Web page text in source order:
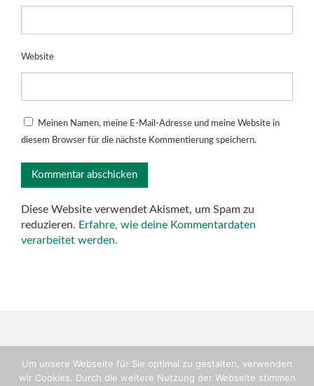
Website
Meinen Namen, meine E-Mail-Adresse und meine Website in
diesem Browser für die nächste Kommentierung speichern.
Diese Website verwendet Akismet, um Spam zu
reduzieren. Erfahre, wie deine Kommentardaten
verarbeitet werden.
Copyright © TV-Flein, Abteilung Handball
Um unsere Webseite für Sie optimal zu gestalten, verwenden
wir Cookies. Durch die weitere Nutzung der Webseite stimmen